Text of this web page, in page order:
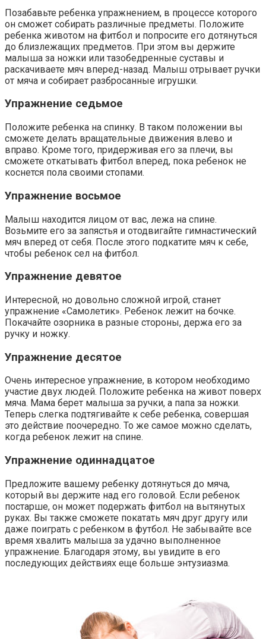
Позабавьте ребенка упражнением, в процессе которого
он сможет собирать различные предметы. Положите
ребенка животом на фитбол и попросите его дотянуться
до близлежащих предметов. При этом вы держите
малыша за ножки или тазобедренные суставы и
раскачиваете мяч вперед-назад. Малыш отрывает ручки
от мяча и собирает разбросанные игрушки.
Упражнение седьмое
Положите ребенка на спинку. В таком положении вы
сможете делать вращательные движения влево и
вправо. Кроме того, придерживая его за плечи, вы
сможете откатывать фитбол вперед, пока ребенок не
коснется пола своими стопами.
Упражнение восьмое
Малыш находится лицом от вас, лежа на спине.
Возьмите его за запястья и отодвигайте гимнастический
мяч вперед от себя. После этого подкатите мяч к себе,
чтобы ребенок сел на фитбол.
Упражнение девятое
Интересной, но довольно сложной игрой, станет
упражнение «Самолетик». Ребенок лежит на бочке.
Покачайте озорника в разные стороны, держа его за
ручку и ножку.
Упражнение десятое
Очень интересное упражнение, в котором необходимо
участие двух людей. Положите ребенка на живот поверх
мяча. Мама берет малыша за ручки, а папа за ножки.
Теперь слегка подтягивайте к себе ребенка, совершая
это действие поочередно. То же самое можно сделать,
когда ребенок лежит на спине.
Упражнение одиннадцатое
Предложите вашему ребенку дотянуться до мяча,
который вы держите над его головой. Если ребенок
постарше, он может подержать фитбол на вытянутых
руках. Вы также сможете покатать мяч друг другу или
даже поиграть с ребенком в футбол. Не забывайте все
время хвалить малыша за удачно выполненное
упражнение. Благодаря этому, вы увидите в его
последующих действиях еще больше энтузиазма.